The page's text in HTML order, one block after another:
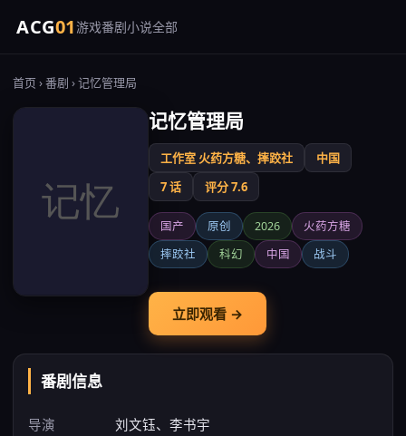
ACG01游戏番剧小说全部
首页 ›番剧 › 记忆管理局
记忆管理局
工作室 火药方糖、摔跤社
中国
7 话
评分 7.6
国产 原创 2026
火药方糖
摔跤社
科幻 中国 战斗
立即观看 →
番剧信息
导演 刘文钰、李书宇